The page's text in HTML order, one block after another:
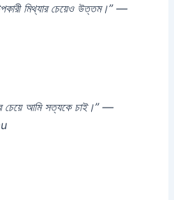
মিথ্যার চেয়েও উত্তম।” —
চেয়ে আমি সত্যকে চাই।” —